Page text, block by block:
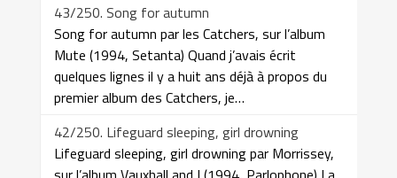
43/250. Song for autumn
Song for autumn par les Catchers, sur l’album
Mute (1994, Setanta) Quand j’avais écrit
quelques lignes il y a huit ans déjà à propos du
premier album des Catchers, je…
42/250. Lifeguard sleeping, girl drowning
Lifeguard sleeping, girl drowning par Morrissey,